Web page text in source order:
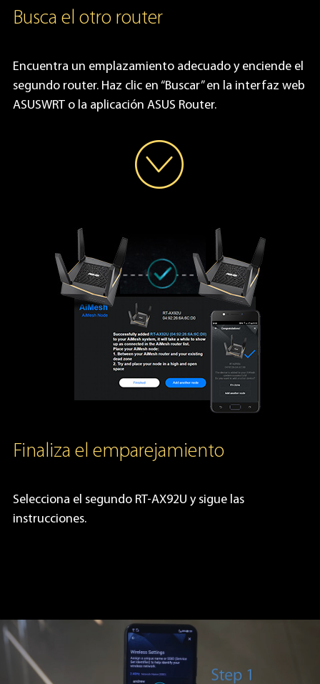
Busca el otro router
Encuentra un emplazamiento adecuado y enciende el
segundo router. Haz clic en “Buscar” en la interfaz web
ASUSWRT o la aplicación ASUS Router.
Finaliza el emparejamiento
Selecciona el segundo RT-AX92U y sigue las
instrucciones.